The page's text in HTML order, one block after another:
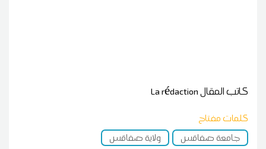
كاتب المقالLa rédaction
كلمات مفتاح
جامعة صفاقس
ولاية صفاقس